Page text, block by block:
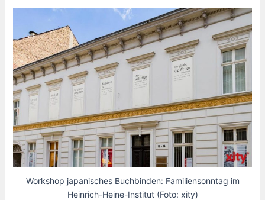
Workshop japanisches Buchbinden: Familiensonntag im
Heinrich-Heine-Institut (Foto: xity)